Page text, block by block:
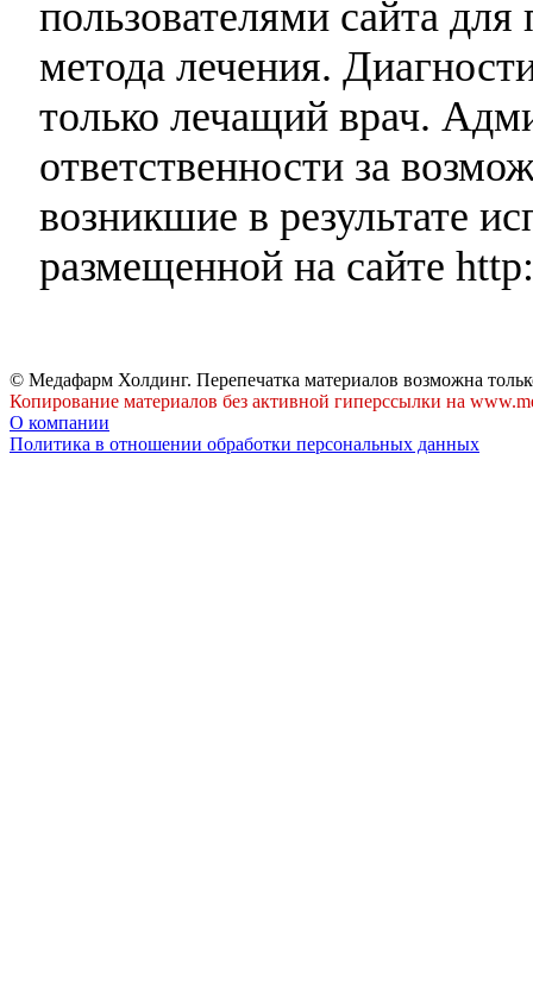
пользователями сайта
метода лечения.
только лечащий врач.
ответственности за
возникшие в результате
размещенной на сайте
© Медафарм Холдинг. Перепечатка материалов возможна
Копирование материалов без активной гиперссылки на
О компании
Политика в отношении обработки персональных данных